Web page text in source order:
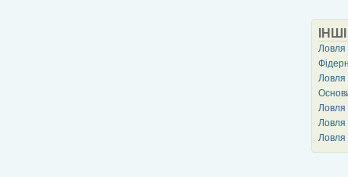
Ловля
Ловля
Ловля
Ловля
Ловля